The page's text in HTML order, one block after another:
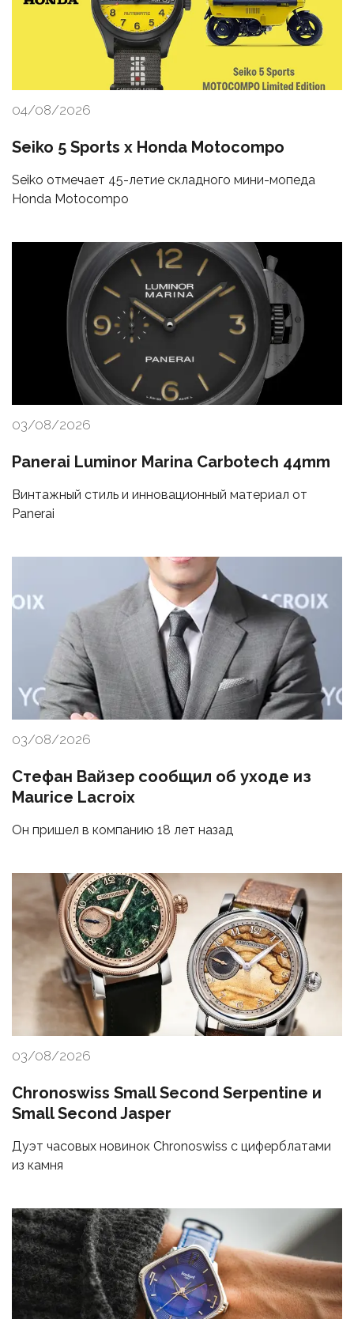
04/08/2026
Seiko 5 Sports x Honda Motocompo
Seiko отмечает 45-летие складного мини-мопеда
Honda Motocompo
03/08/2026
Panerai Luminor Marina Carbotech 44mm
Винтажный стиль и инновационный материал от
Panerai
03/08/2026
Стефан Вайзер сообщил об уходе из
Maurice Lacroix
Он пришел в компанию 18 лет назад
03/08/2026
Chronoswiss Small Second Serpentine и
Small Second Jasper
Дуэт часовых новинок Chronoswiss с циферблатами
из камня